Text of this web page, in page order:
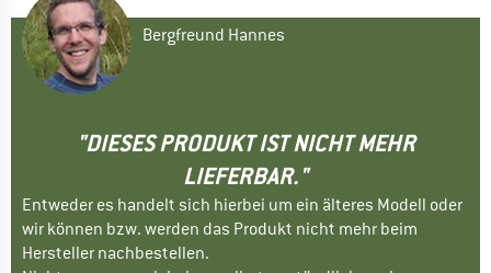
Bergfreund Hannes
"DIESES PRODUKT IST NICHT MEHR
LIEFERBAR."
Entweder es handelt sich hierbei um ein älteres Modell oder
wir können bzw. werden das Produkt nicht mehr beim
Hersteller nachbestellen.